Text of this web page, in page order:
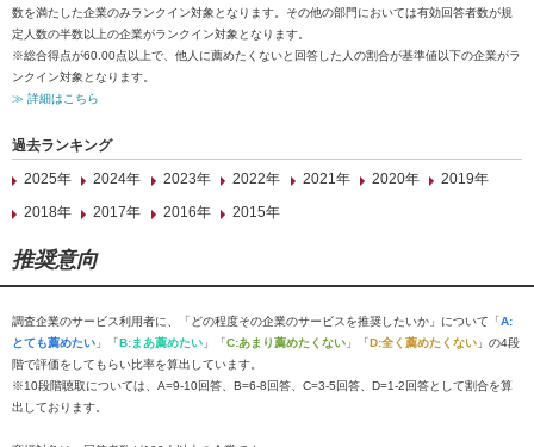
数を満たした企業のみランクイン対象となります。その他の部門においては有効回答者数が規
定人数の半数以上の企業がランクイン対象となります。
※総合得点が60.00点以上で、他人に薦めたくないと回答した人の割合が基準値以下の企業がラ
ンクイン対象となります。
≫ 詳細はこちら
過去ランキング
2025年
2024年 2023年 2022年 2021年 2020年
2019年
2018年
2017年 2016年 2015年
推奨意向
調査企業のサービス利用者に、「どの程度その企業のサービスを推奨したいか」について「A:
とても薦めたい 」「B:まあ薦めたい 」「C:あまり薦めたくない 」「D:全く薦めたくない 」の4段
階で評価をしてもらい比率を算出しています。
※10段階聴取については、A=9-10回答、B=6-8回答、C=3-5回答、D=1-2回答として割合を算
出しております。